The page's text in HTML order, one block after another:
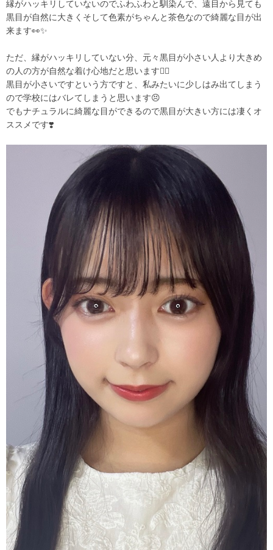
縁がハッキリしていないのでふわふわと馴染んで、遠目から見ても
黒目が自然に大きくそして色素がちゃんと茶色なので綺麗な目が出
来ます👀✨
ただ、縁がハッキリしていない分、元々黒目が小さい人より大きめ
の人の方が自然な着け心地だと思います🙆‍♀️
黒目が小さいですという方ですと、私みたいに少しはみ出てしまう
ので学校にはバレてしまうと思います😣
でもナチュラルに綺麗な目ができるので黒目が大きい方には凄くオ
ススメです❣️